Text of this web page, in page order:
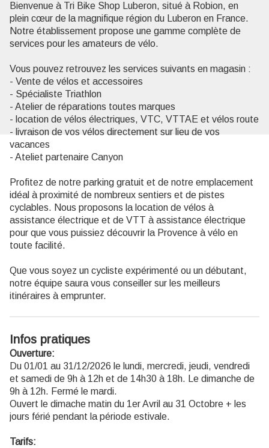
Bienvenue à Tri Bike Shop Luberon, situé à Robion, en
plein cœur de la magnifique région du Luberon en France.
Notre établissement propose une gamme complète de
services pour les amateurs de vélo.
Vous pouvez retrouvez les services suivants en magasin :
- Vente de vélos et accessoires
- Spécialiste Triathlon
- Atelier de réparations toutes marques
- location de vélos électriques, VTC, VTTAE et vélos route
- livraison de vos vélos directement sur lieu de vos
vacances
- Ateliet partenaire Canyon
Profitez de notre parking gratuit et de notre emplacement
idéal à proximité de nombreux sentiers et de pistes
cyclables. Nous proposons la location de vélos à
assistance électrique et de VTT à assistance électrique
pour que vous puissiez découvrir la Provence à vélo en
toute facilité.
Que vous soyez un cycliste expérimenté ou un débutant,
notre équipe saura vous conseiller sur les meilleurs
itinéraires à emprunter.
Infos pratiques
Ouverture:
Du 01/01 au 31/12/2026 le lundi, mercredi, jeudi, vendredi
et samedi de 9h à 12h et de 14h30 à 18h. Le dimanche de
9h à 12h. Fermé le mardi.
Ouvert le dimache matin du 1er Avril au 31 Octobre + les
jours férié pendant la période estivale.
Tarifs: